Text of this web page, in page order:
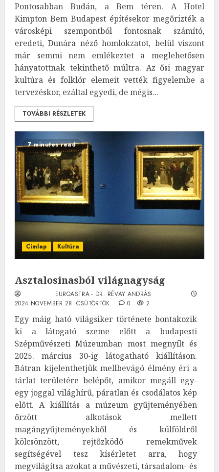
Pontosabban Budán, a Bem téren. A Hotel
Kimpton Bem Budapest építésekor megőrizték a
városképi szempontból fontosnak számító,
eredeti, Dunára néző homlokzatot, belül viszont
már semmi nem emlékeztet a meglehetősen
hányatottnak tekinthető múltra. Az ősi magyar
kultúra és folklór elemeit vették figyelembe a
tervezéskor, ezáltal egyedi, de mégis...
TOVÁBBI RÉSZLETEK
7 minutes read
Címlap Kultúra
Asztalosinasból világnagyság
EUROASTRA - DR. RÉVAY ANDRÁS
2024.NOVEMBER.28. CSÜTÖRTÖK.
0 2
Egy máig ható világsiker története bontakozik
ki a látogató szeme előtt a budapesti
Szépművészeti Múzeumban most megnyílt és
2025. március 30-ig látogatható kiállításon.
Bátran kijelenthetjük mellbevágó élmény éri a
tárlat területére belépőt, amikor megáll egy-
egy joggal világhírű, páratlan és csodálatos kép
előtt. A kiállítás a múzeum gyűjteményében
őrzött alkotások mellett
magángyűjteményekből és külföldről
kölcsönzött, rejtőzködő remekművek
segítségével tesz kísérletet arra, hogy
megvilágítsa azokat a művészeti, társadalom- és